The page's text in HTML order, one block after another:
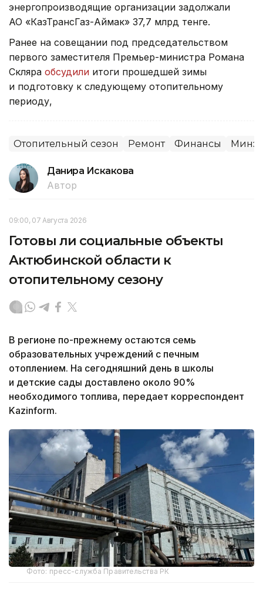
энергопроизводящие организации задолжали
АО «КазТрансГаз-Аймак» 37,7 млрд тенге.
Ранее на совещании под председательством
первого заместителя Премьер-министра Романа
Скляра обсудили итоги прошедшей зимы
и подготовку к следующему отопительному
периоду,
Отопительный сезон Ремонт Финансы
Данира Искакова
Автор
09:00, 07 Августа 2026
Готовы ли социальные объекты
Актюбинской области к
отопительному сезону
В регионе по-прежнему остаются семь
образовательных учреждений с печным
отоплением. На сегодняшний день в школы
и детские сады доставлено около 90%
необходимого топлива, передает корреспондент
Kazinform.
Фото: пресс-служба Правительства РК